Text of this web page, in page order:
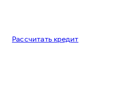
Рассчитать кредит